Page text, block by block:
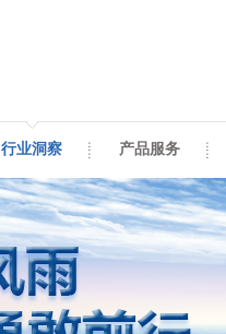
行业洞察 产品服务